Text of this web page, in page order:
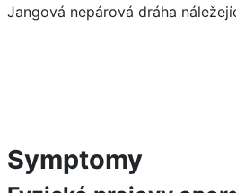
Jangová nepárová dráha
Symptomy